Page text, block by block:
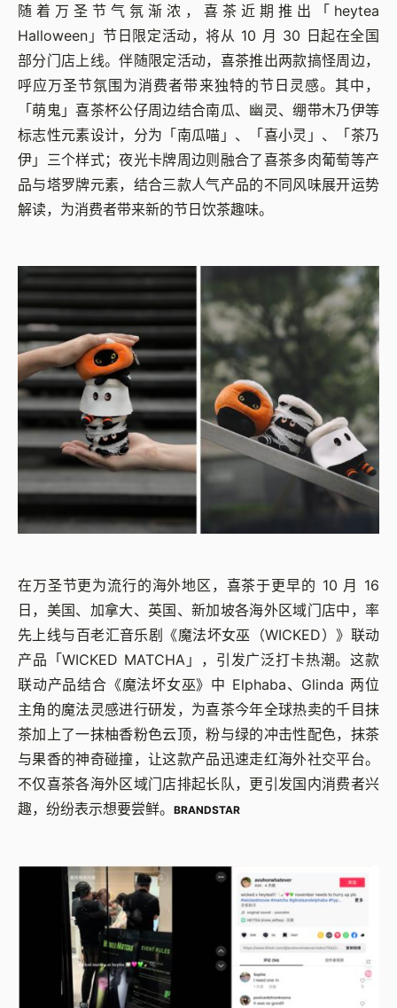
随着万圣节气氛渐浓，喜茶近期推出「heytea
Halloween」节日限定活动，将从 10 月 30 日起在全国
部分门店上线。伴随限定活动，喜茶推出两款搞怪周边，
呼应万圣节氛围为消费者带来独特的节日灵感。其中，
「萌鬼」喜茶杯公仔周边结合南瓜、幽灵、绷带木乃伊等
标志性元素设计，分为「南瓜喵」、「喜小灵」、「茶乃
伊」三个样式；夜光卡牌周边则融合了喜茶多肉葡萄等产
品与塔罗牌元素，结合三款人气产品的不同风味展开运势
解读，为消费者带来新的节日饮茶趣味。
在万圣节更为流行的海外地区，喜茶于更早的 10 月 16
日，美国、加拿大、英国、新加坡各海外区域门店中，率
先上线与百老汇音乐剧《魔法坏女巫（WICKED）》联动
产品「WICKED MATCHA」，引发广泛打卡热潮。这款
联动产品结合《魔法坏女巫》中 Elphaba、Glinda 两位
主角的魔法灵感进行研发，为喜茶今年全球热卖的千目抹
茶加上了一抹柚香粉色云顶，粉与绿的冲击性配色，抹茶
与果香的神奇碰撞，让这款产品迅速走红海外社交平台。
不仅喜茶各海外区域门店排起长队，更引发国内消费者兴
趣，纷纷表示想要尝鲜。
BRANDSTAR